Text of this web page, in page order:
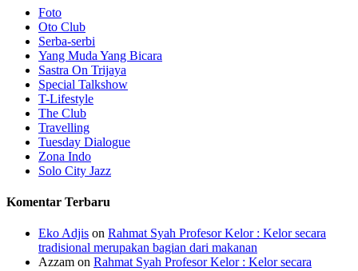
Foto
Oto Club
Serba-serbi
Yang Muda Yang Bicara
Sastra On Trijaya
Special Talkshow
T-Lifestyle
The Club
Travelling
Tuesday Dialogue
Zona Indo
Solo City Jazz
Komentar Terbaru
Eko Adjis on Rahmat Syah Profesor Kelor : Kelor secara
tradisional merupakan bagian dari makanan
Azzam on Rahmat Syah Profesor Kelor : Kelor secara